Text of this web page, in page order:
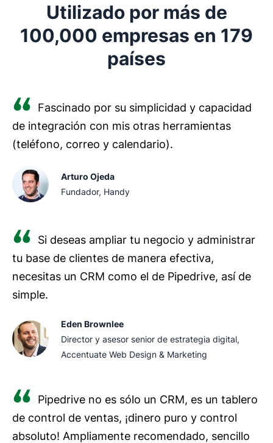
Utilizado por más de
100,000 empresas en 179
países
Fascinado por su simplicidad y capacidad
de integración con mis otras herramientas
(teléfono, correo y calendario).
Arturo Ojeda
Fundador, Handy
Si deseas ampliar tu negocio y administrar
tu base de clientes de manera efectiva,
necesitas un CRM como el de Pipedrive, así de
simple.
Eden Brownlee
Director y asesor senior de estrategia digital,
Accentuate Web Design & Marketing
Pipedrive no es sólo un CRM, es un tablero
de control de ventas, ¡dinero puro y control
absoluto! Ampliamente recomendado, sencillo